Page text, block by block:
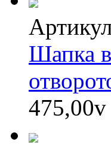
Шапка
475,00v